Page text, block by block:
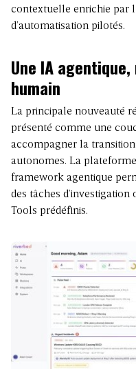
contextuelle enrichie par
d’automatisation pilotés.
Une IA
humain
La principale nouveauté
présenté comme une
accompagner la
autonomes. La
framework agentique
des tâches
Tools prédéfinis.